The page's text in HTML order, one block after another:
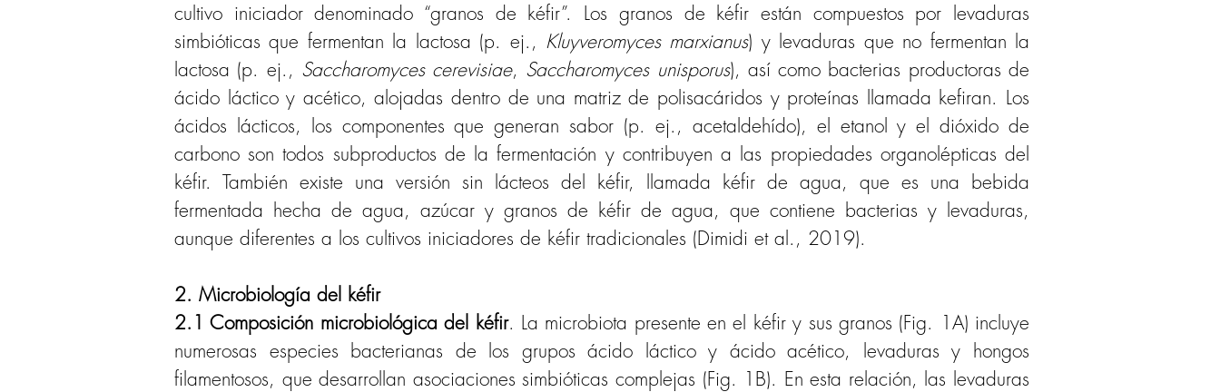
cultivo iniciador denominado “granos de kéfir”. Los granos de kéfir están compuestos por levaduras
simbióticas que fermentan la lactosa (p. ej., Kluyveromyces marxianus) y levaduras que no fermentan la
lactosa (p. ej., Saccharomyces cerevisiae, Saccharomyces unisporus), así como bacterias productoras de
ácido láctico y acético, alojadas dentro de una matriz de polisacáridos y proteínas llamada kefiran. Los
ácidos lácticos, los componentes que generan sabor (p. ej., acetaldehído), el etanol y el dióxido de
carbono son todos subproductos de la fermentación y contribuyen a las propiedades organolépticas del
kéfir. También existe una versión sin lácteos del kéfir, llamada kéfir de agua, que es una bebida
fermentada hecha de agua, azúcar y granos de kéfir de agua, que contiene bacterias y levaduras,
aunque diferentes a los cultivos iniciadores de kéfir tradicionales (Dimidi et al., 2019).
2. Microbiología del kéfir
2.1 Composición microbiológica del kéfir. La microbiota presente en el kéfir y sus granos (Fig. 1A) incluye
numerosas especies bacterianas de los grupos ácido láctico y ácido acético, levaduras y hongos
filamentosos, que desarrollan asociaciones simbióticas complejas (Fig. 1B). En esta relación, las levaduras